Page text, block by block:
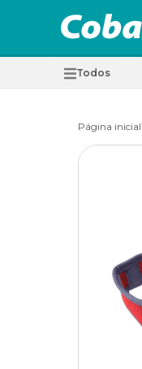
Todos
Página inicial